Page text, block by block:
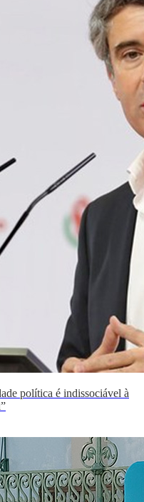
política é indissociável à